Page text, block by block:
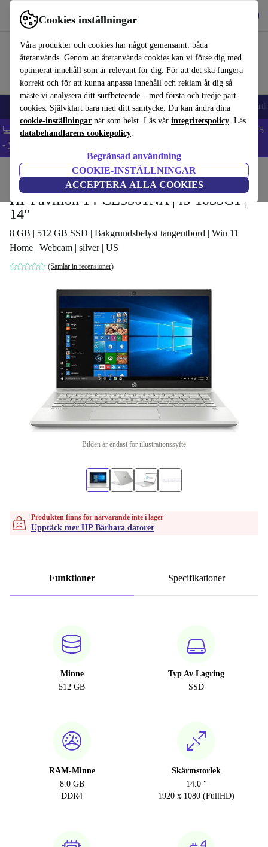
Cookies inställningar
Våra produkter och cookies har något gemensamt: båda
återanvänds. Genom att återanvända cookies kan vi förse dig med
optimerat innehåll som är relevant för dig. För att det ska fungera
korrekt och för att kunna anpassa innehåll och reklam åt dig så
måste vi analysera ditt surfbeteende – med första och tredje part
cookies. Självklart bara med ditt samtycke. Du kan ändra dina
cookie-inställningar när som helst. Läs vår integritetspolicy. Läs
databehandlarens cookiepolicy.
Begränsad användning
COOKIE-INSTÄLLNINGAR
ACCEPTERA ALLA COOKIES
Använd refurbed snabbt och enkelt
🎒 Back to school Mobiltelefoner Bärbara datorer Surfplattor
💻 Extra 5% rabatt på alla MacBooks och laptops - Code: LAPTOP5
- Villkor
Laptops HP Bärbara datorer
HP Pavilion 14-CE3501NA | i5-1035G1 |
14"
8 GB | 512 GB SSD | Bakgrundsbelyst tangentbord | Win 11
Home | Webcam | silver | US
(Samlar in recensioner)
Bilden är endast för illustrationssyfte
Produkten finns för närvarande inte i lager
Upptäck mer HP Bärbara datorer
Funktioner Specifikationer
Minne
512 GB
Typ Av Lagring
SSD
RAM-Minne
8.0 GB
DDR4
Skärmstorlek
14.0 "
1920 x 1080 (FullHD)